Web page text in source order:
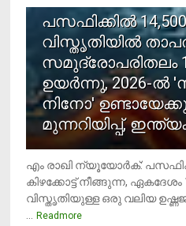
പസഫിക്കില്‍ 14,500
വിസ്തൃതിയില്‍
സമുദ്രോപരിതലം
ഉയര്‍ന്നു, 2026-ല്‍
നിനോ'
മുന്നറിയിപ്പ്,
എം രാഖി ന്യൂയോര്‍ക്:
കിഴക്കോട്ട് നീങ്ങുന്ന, ഏകദേശം
വിസ്തൃതിയുള്ള ഒരു വലിയ
Readmore